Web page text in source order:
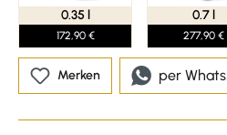
0.35 l
172,90 €
0.7 l
277,90 €
Merken per